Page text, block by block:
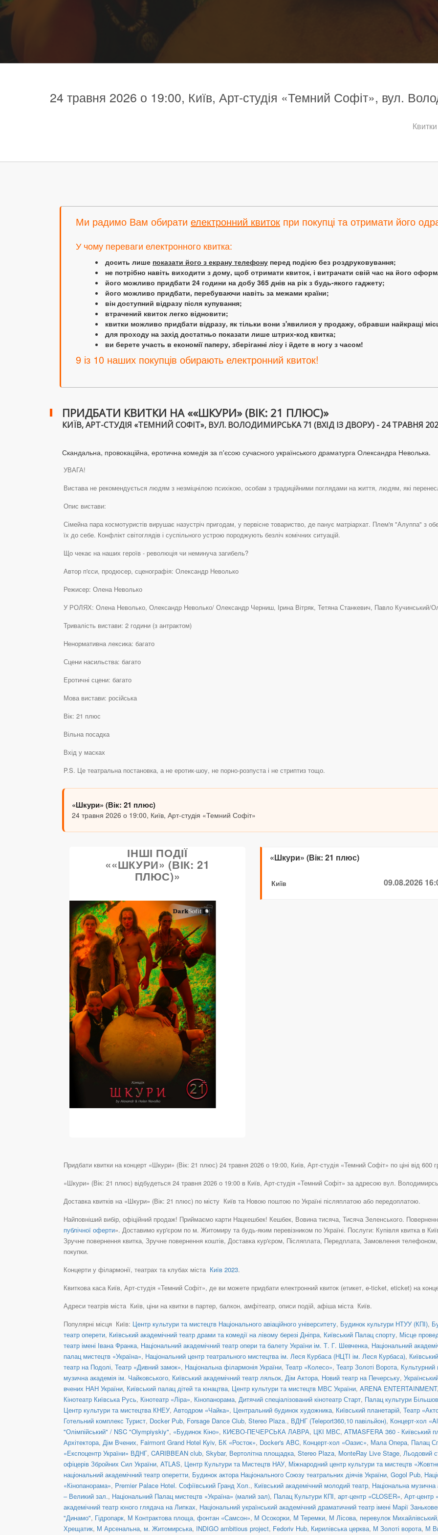
24 травня 2026 о 19:00, Київ, Арт-студія «Темний Софіт», вул.
Ми радимо Вам обирати електронний квиток при покупці та отримати його
У чому переваги електронного квитка:
досить лише показати його з екрану телефону перед подією без роздруковування;
не потрібно навіть виходити з дому, щоб отримати квиток, і витрачати свій час на його
його можливо придбати 24 години на добу 365 днів на рік з будь-якого гаджету;
його можливо придбати, перебуваючи навіть за межами країни;
він доступний відразу після купування;
втрачений квиток легко відновити;
квитки можливо придбати відразу, як тільки вони з'явилися у продажу, обравши найкращі
для проходу на захід достатньо показати лише штрих-код квитка;
ви берете участь в економії паперу, зберіганні лісу і йдете в ногу з часом!
9 із 10 наших покупців обирають електронний квиток!
ПРИДБАТИ КВИТКИ НА ««ШКУРИ» (ВІК: 21 ПЛЮС)»
КИЇВ, АРТ-СТУДІЯ «ТЕМНИЙ СОФІТ», ВУЛ. ВОЛОДИМИРСЬКА 71 (ВХІД ІЗ ДВОРУ) - 24 ТРАВНЯ
Скандальна, провокаційна, еротична комедія за п'єсою сучасного українського драматурга Олександра Неволька.
УВАГА!
Вистава не рекомендується людям з незміцнілою психікою, особам з традиційними поглядами на життя, людям, які
Опис вистави:
Сімейна пара космотуристів вирушає назустріч пригодам, у первісне товариство, де панує матріархат. Плем'я "Алуппа" з
їх до себе. Конфлікт світоглядів і суспільного устрою породжують безліч комічних ситуацій.
Що чекає на наших героїв - революція чи неминуча загибель?
Автор п'єси, продюсер, сценографія: Олександр Неволько
Режисер: Олена Неволько
У РОЛЯХ: Олена Неволько, Олександр Неволько/ Олександр Черниш, Ірина Вітряк, Тетяна Станкевич, Павло Кучинський/
Тривалість вистави: 2 години (з антрактом)
Ненормативна лексика: багато
Сцени насильства: багато
Еротичні сцени: багато
Мова вистави: російська
Вік: 21 плюс
Вільна посадка
Вхід у масках
P.S. Це театральна постановка, а не еротик-шоу, не порно-розпуста і не стриптиз тощо.
«Шкури» (Вік: 21 плюс)
24 травня 2026 о 19:00, Київ, Арт-студія «Темний Софіт»
ІНШІ ПОДІЇ
««ШКУРИ» (ВІК: 21
ПЛЮС)»
«Шкури» (Вік: 21 плюс)
Київ 09.08.2026
Придбати квитки на концерт «Шкури» (Вік: 21 плюс) 24 травня 2026 о 19:00, Київ, Арт-студія «Темний Софіт» по ціні від 600
«Шкури» (Вік: 21 плюс) відбудеться 24 травня 2026 о 19:00 в Київ, Арт-студія «Темний Софіт» за адресою вул.
Доставка квитків на «Шкури» (Вік: 21 плюс) по місту Київ та Новою поштою по Україні післяплатою або передоплатою.
Найповніший вибір, офіційний продаж! Приймаємо карти Нацкешбек! Кешбек, Вовина тисяча, Тисяча Зеленського.
публічної оферти». Доставимо кур'єром по м. Житомиру та будь-яким перевізником по Україні. Послуги: Купівля квитка в
Зручне повернення квитка, Зручне повернення коштів, Доставка кур'єром, Післяплата, Передплата, Замовлення
покупки.
Концерти у філармонії, театрах та клубах міста Київ 2023.
Квиткова каса Київ, Арт-студія «Темний Софіт», де ви можете придбати електронний квиток (етикет, e-ticket, eticket) на
Адреси театрів міста Київ, ціни на квитки в партер, балкон, амфітеатр, описи подій, афіша міста Київ.
Популярні місця Київ: Центр культури та мистецтв Національного авіаційного університету, Будинок культури НТУУ (КПІ),
театр оперети, Київський академічний театр драми та комедії на лівому березі Дніпра, Київський Палац спорту, Місце
театр імені Івана Франка, Національний академічний театр опери та балету України ім. Т. Г. Шевченка, Національний
палац мистецтв «Україна», Національний центр театрального мистецтва ім. Леся Курбаса (НЦТІ ім. Леся Курбаса),
театр на Подолі, Театр «Дивний замок», Національна філармонія України, Театр «Колесо», Театр Золоті Ворота,
музична академія ім. Чайковського, Київський академічний театр ляльок, Дім Актора, Новий театр на Печерську,
вчених НАН України, Київський палац дітей та юнацтва, Центр культури та мистецтв МВС України, ARENA ENTERTAINMENT,
Кінотеатр Київська Русь, Кінотеатр «Ліра», Кінопанорама, Дитячий спеціалізований кінотеатр Старт, Палац культури
Центр культури та мистецтва КНЕУ, Автодром «Чайка», Центральний будинок художника, Київський планетарій, Театр
Готельний комплекс Турист, Docker Pub, Forsage Dance Club, Stereo Plaza., ВДНГ (Teleport360,10 павільйон), Концерт-хол
"Олімпійський" / NSC "Olympiyskiy", «Будинок Кіно», КИЄВО-ПЕЧЕРСЬКА ЛАВРА, ЦКІ МВС, ATMASFERA 360 - Київський
Архітектора, Дім Вчених, Fairmont Grand Hotel Kyiv, БК «Росток», Docker's ABC, Концерт-хол «Оазис», Мала Опера, Палац
«Експоцентр України» ВДНГ, CARIBBEAN club, Skybar, Вертолітна площадка, Stereo Plaza, MonteRay Live Stage, Льодовий
офіцерів Збройних Сил України, ATLAS, Центр Культури та Мистецтв НАУ, Міжнародний центр культури та мистецтв
національний академічний театр оперетти, Будинок актора Національного Союзу театральних діячів України, Gogol Pub,
«Кінопанорама», Premier Palace Hotel. Софіївський Гранд Хол., Київський академічний молодий театр, Національна музична
– Великий зал., Національний Палац мистецтв «Україна» (малий зал), Палац Культури КПІ, арт-центр «CLOSER», Арт-центр
академічний театр юного глядача на Липках, Національний український академічний драматичний театр імені Марії
"Динамо", Гідропарк, М Контрактова площа, фонтан «Самсон», М Осокорки, М Теремки, М Лісова, перевулок
Хрещатик, М Арсенальна, м. Житомирська, INDIGO ambitious project, Fedoriv Hub, Кирилівська церква, М Золоті ворота, М